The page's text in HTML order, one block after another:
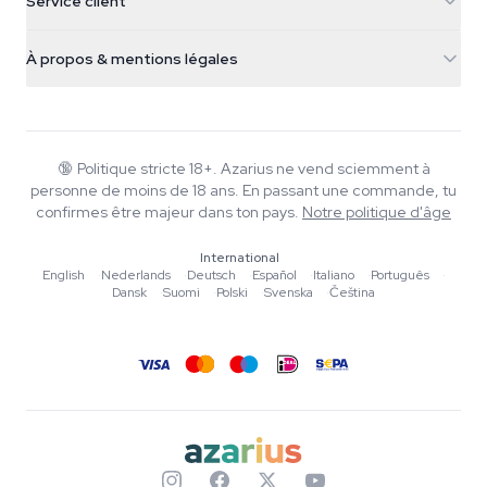
Nederland
+31(0)204897914
Smokeshop
Politique de retour
Politique de confidentialité
À propos & mentions légales
Wiki
Musique
Normes éditoriales
Outils & Calculateurs
🔞 Politique stricte 18+. Azarius ne vend sciemment à
personne de moins de 18 ans. En passant une commande, tu
confirmes être majeur dans ton pays. Notre politique d'âge
International
English
·Nederlands ·Deutsch ·Español ·Italiano ·Português
·
Dansk
·Suomi ·Polski ·Svenska ·Čeština